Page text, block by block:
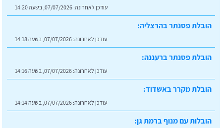
עודכן לאחרונה: 07/07/2026, בשעה 14:20
הובלת פסנתר בהרצליה:
עודכן לאחרונה: 07/07/2026, בשעה 14:18
הובלת פסנתר ברעננה:
עודכן לאחרונה: 07/07/2026, בשעה 14:16
הובלת מקרר באשדוד:
עודכן לאחרונה: 07/07/2026, בשעה 14:14
הובלות עם מנוף ברמת גן: